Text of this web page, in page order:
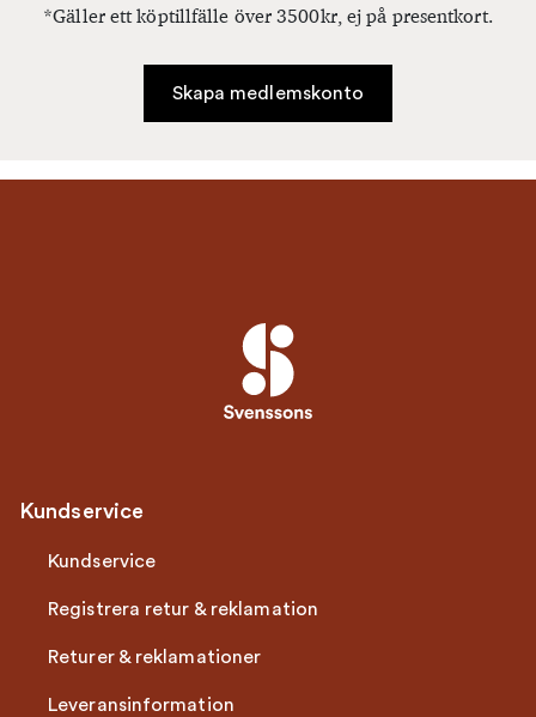
*Gäller ett köptillfälle över 3500kr, ej på presentkort.
Skapa medlemskonto
Kundservice
Kundservice
Registrera retur & reklamation
Returer & reklamationer
Leveransinformation